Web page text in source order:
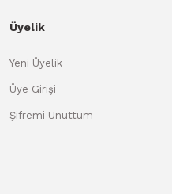
Üyelik
Yeni Üyelik
Üye Girişi
Şifremi Unuttum